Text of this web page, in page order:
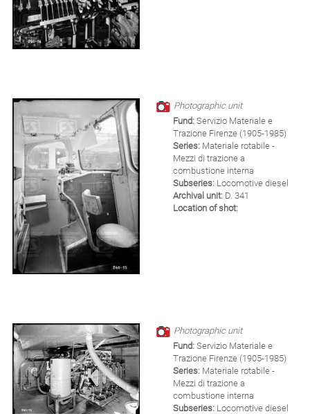
Photographic unit
Fund: Servizio Materiale e
Trazione Firenze (1905-1985)
Series: Materiale rotabile -
Mezzi di trazione a
combustione interna
Subseries: Locomotive diesel
Archival unit: D. 341
Location of shot:
Photographic unit
Fund: Servizio Materiale e
Trazione Firenze (1905-1985)
Series: Materiale rotabile -
Mezzi di trazione a
combustione interna
Subseries: Locomotive diesel